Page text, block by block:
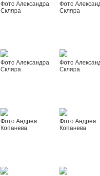
Фото Александра
Скляра
Фото
Скляра
Фото Александра
Скляра
Фото
Скляра
Фото Андрея
Копанева
Фото Андрея
Копанева